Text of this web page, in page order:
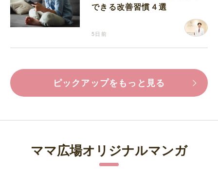
できる改善習慣４選
5日前
ピックアップをもっと見る
ママ広場オリジナルマンガ